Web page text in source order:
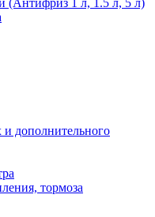
1 л, 1.5 л, 5 л)
дополнительного
тормоза